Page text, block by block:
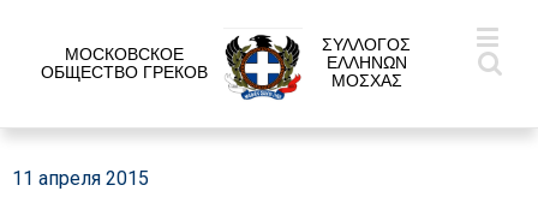
МОСКОВСКОЕ
ОБЩЕСТВО ГРЕКОВ
ΣΥΛΛΟΓΟΣ
ΕΛΛΗΝΩΝ
ΜΟΣΧΑΣ
11 апреля 2015